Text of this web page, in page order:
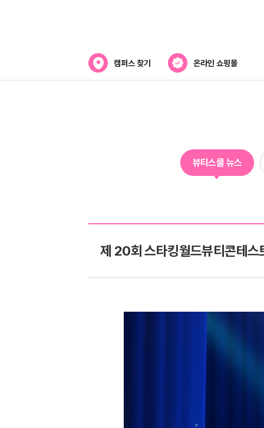
캠퍼스 찾기 온라인 쇼핑몰
전국캠퍼스 찾기
제휴협력사
뷰티스쿨 뉴스
제 20회 스타킹월드뷰티콘테스